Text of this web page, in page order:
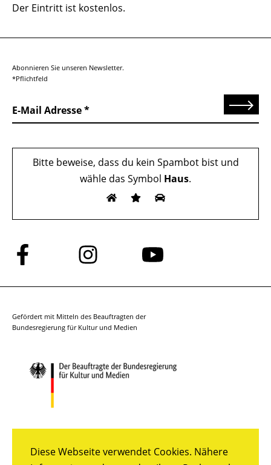
Diese Webseite verwendet Cookies. Nähere
Der Eintritt ist kostenlos.
Abonnieren Sie unseren Newsletter.
*Pflichtfeld
E-Mail Adresse Senden
Bitte beweise, dass du kein Spambot bist und
wähle das Symbol Haus.
Folge
uns
auf
Folge
uns
auf
Folge
auf
Gefördert mit Mitteln des Beauftragten der
Bundesregierung für Kultur und Medien